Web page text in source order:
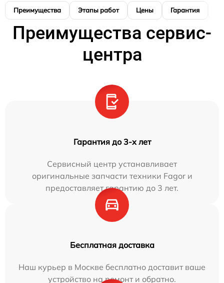
Преимущества Этапы работ Цены Гарантия
Преимущества сервис-
центра
Гарантия до 3-х лет
Сервисный центр устанавливает
оригинальные запчасти техники Fagor и
предоставляет гарантию до 3 лет.
Бесплатная доставка
Наш курьер в Москве бесплатно доставит ваше
устройство на ремонт и обратно.